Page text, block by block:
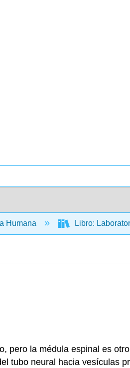
Humana Libro:
pero la médula espinal es
tubo neural hacia vesículas